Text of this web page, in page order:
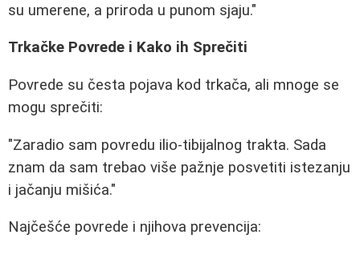
su umerene, a priroda u punom sjaju."
Trkačke Povrede i Kako ih Sprečiti
Povrede su česta pojava kod trkača, ali mnoge se
mogu sprečiti:
"Zaradio sam povredu ilio-tibijalnog trakta. Sada
znam da sam trebao više pažnje posvetiti istezanju
i jačanju mišića."
Najčešće povrede i njihova prevencija: